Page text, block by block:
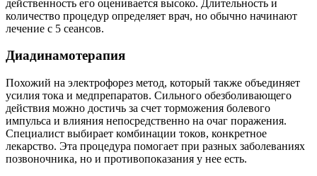
действенность его оценивается высоко. Длительность и
количество процедур определяет врач, но обычно начинают
лечение с 5 сеансов.
Диадинамотерапия
Похожий на электрофорез метод, который также объединяет
усилия тока и медпрепаратов. Сильного обезболивающего
действия можно достичь за счет торможения болевого
импульса и влияния непосредственно на очаг поражения.
Специалист выбирает комбинации токов, конкретное
лекарство. Эта процедура помогает при разных заболеваниях
позвоночника, но и противопоказания у нее есть.